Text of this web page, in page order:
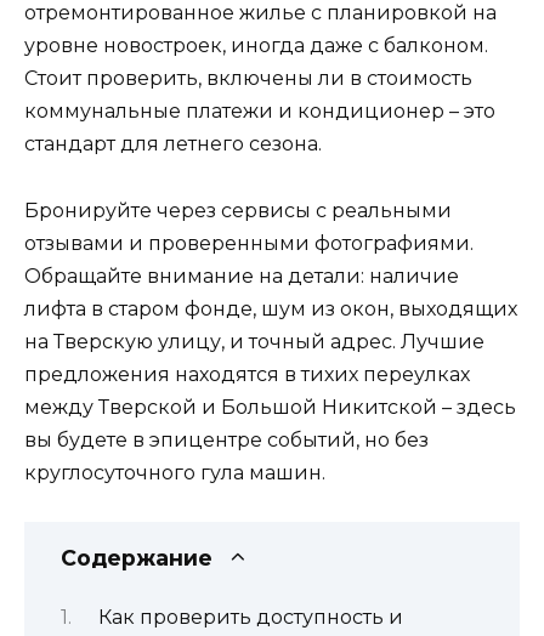
отремонтированное жилье с планировкой на
уровне новостроек, иногда даже с балконом.
Стоит проверить, включены ли в стоимость
коммунальные платежи и кондиционер – это
стандарт для летнего сезона.
Бронируйте через сервисы с реальными
отзывами и проверенными фотографиями.
Обращайте внимание на детали: наличие
лифта в старом фонде, шум из окон, выходящих
на Тверскую улицу, и точный адрес. Лучшие
предложения находятся в тихих переулках
между Тверской и Большой Никитской – здесь
вы будете в эпицентре событий, но без
круглосуточного гула машин.
Содержание
Как проверить доступность и